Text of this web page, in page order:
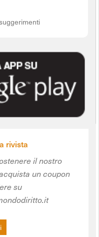
rivista
il nostro
un coupon
su